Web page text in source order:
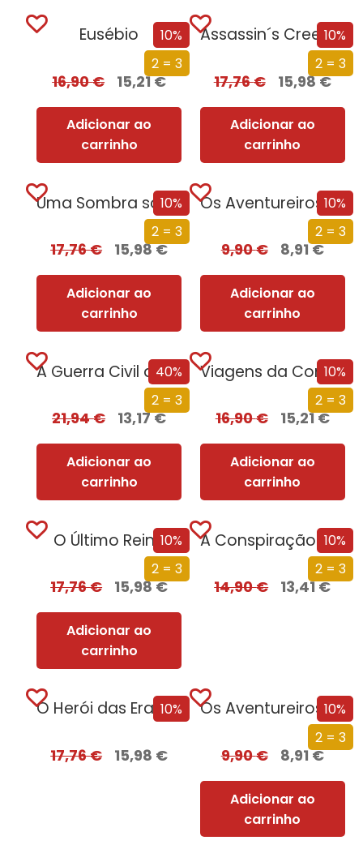
10%
2 = 3
Eusébio
16,90€ 15,21€
Adicionar ao
carrinho
10%
2 = 3
Assassin´s Creed – Submundo
17,76€ 15,98€
Adicionar ao
carrinho
10%
2 = 3
Uma Sombra sobre Florença
17,76€ 15,98€
Adicionar ao
carrinho
10%
2 = 3
Os Aventureiros – No Rio Subterrâneo
9,90€ 8,91€
Adicionar ao
carrinho
40%
2 = 3
A Guerra Civil de Espanha
21,94€ 13,17€
Adicionar ao
carrinho
10%
2 = 3
Viagens da Comida Saudável
16,90€ 15,21€
Adicionar ao
carrinho
10%
2 = 3
O Último Reino
17,76€ 15,98€
Adicionar ao
carrinho
10%
2 = 3
A Conspiração de Papel
14,90€ 13,41€
10%
O Herói das Eras – Parte II
17,76€ 15,98 €
10%
2 = 3
Os Aventureiros – Na Gruta do Tesouro
9,90€ 8,91€
Adicionar ao
carrinho